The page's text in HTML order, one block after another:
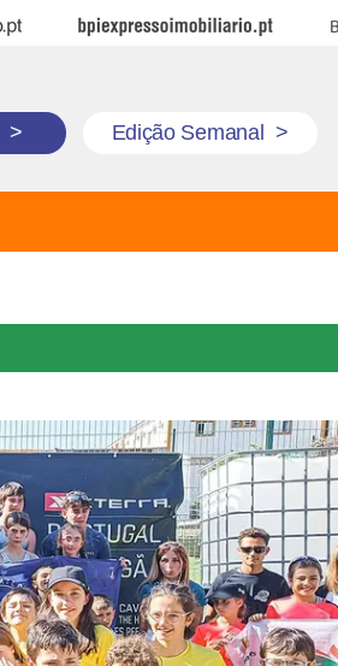
BPI Expresso Imobiliário
> Edição Semanal >